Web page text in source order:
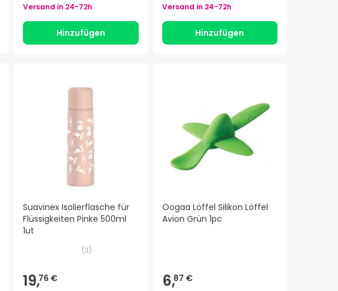
Versand in 24-72h
Hinzufügen
Versand in 24-72h
Hinzufügen
Suavinex Isolierflasche für
Flüssigkeiten Pinke 500ml
1ut
(3)
19,76 €
Oogaa Löffel Silikon Löffel
Avion Grün 1pc
6,87 €